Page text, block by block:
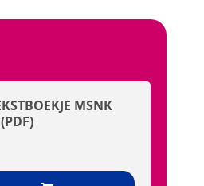
MSNK